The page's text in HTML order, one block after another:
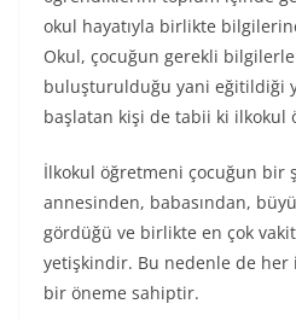
okul hayatıyla birlikte
Okul, çocuğun gerekli
buluşturulduğu yani eğitildiği
başlatan kişi de tabii ki ilkokul
İlkokul öğretmeni çocuğun bir
annesinden, babasından,
gördüğü ve birlikte en çok
yetişkindir. Bu nedenle de her
bir öneme sahiptir.